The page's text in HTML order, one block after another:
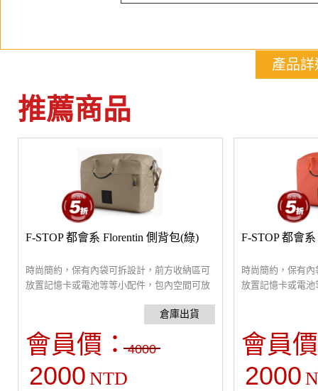
產品詳
推薦商品
F-STOP 都會系 Florentin 側背包(綠)
時尚簡約，保有內袋可拆設計，前方收納區可
放置記憶卡或電池等等小配件，包內空間可放
會員價：4000
2000 NTD
F-STOP 都會
時尚簡約，保有
放置記憶卡或電
會員
2000